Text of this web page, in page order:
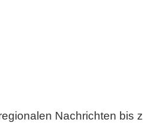
Nachrichten bis